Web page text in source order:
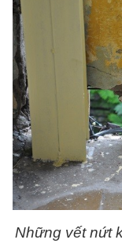
Những vết nứt